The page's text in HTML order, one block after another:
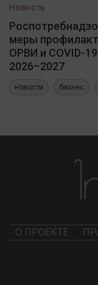
Новость
меры
ОРВИ и COVID-
2026–2027
новости бизнес
О ПРОЕКТЕ